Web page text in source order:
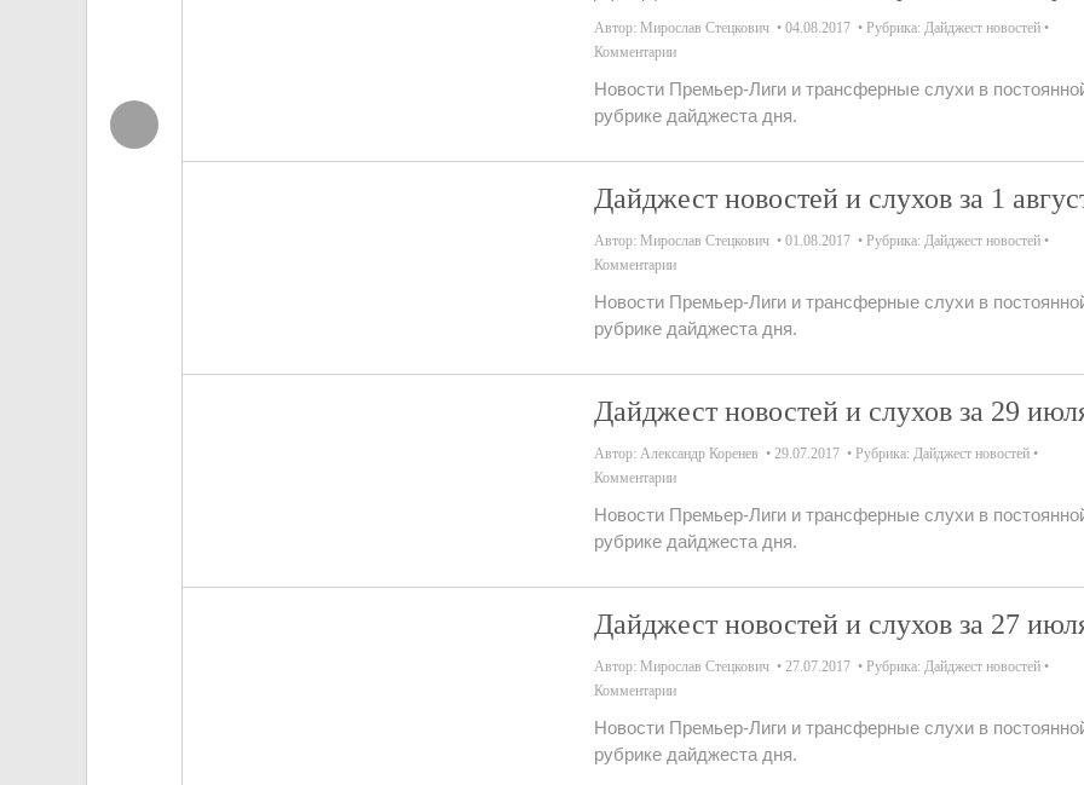
Автор: Мирослав Стецкович 04.08.2017 Рубрика: Дайджест новостей
Комментарии
Новости Премьер-Лиги и трансферные слухи в
рубрике дайджеста дня.
Дайджест новостей и слухов за 1
Автор: Мирослав Стецкович 01.08.2017 Рубрика: Дайджест новостей
Комментарии
Новости Премьер-Лиги и трансферные слухи в
рубрике дайджеста дня.
Дайджест новостей и слухов за 29
Автор: Александр Коренев 29.07.2017 Рубрика: Дайджест новостей
Комментарии
Новости Премьер-Лиги и трансферные слухи в
рубрике дайджеста дня.
Дайджест новостей и слухов за 27
Автор: Мирослав Стецкович 27.07.2017 Рубрика: Дайджест новостей
Комментарии
Новости Премьер-Лиги и трансферные слухи в
рубрике дайджеста дня.